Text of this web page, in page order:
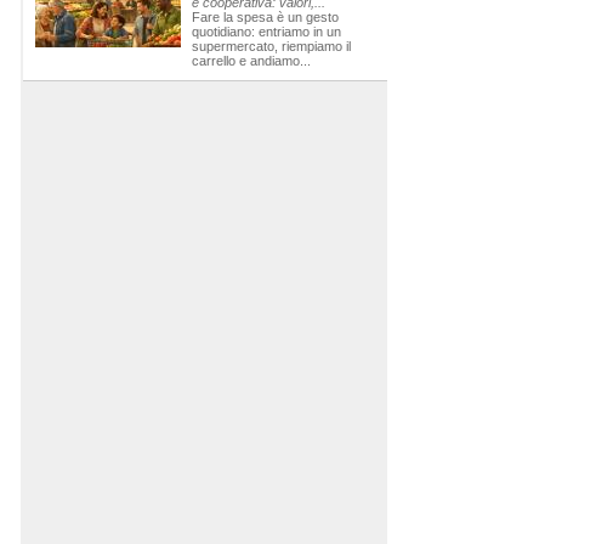
Fare la spesa è un gesto
quotidiano: entriamo in un
supermercato, riempiamo il
carrello e andiamo...